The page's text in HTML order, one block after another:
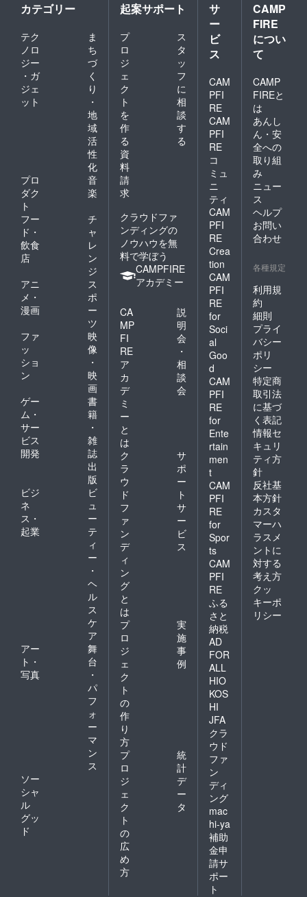
カテゴリー
テク
ノロ
ジー
・ガ
ジェ
ット
ま
ち
づ
く
り
・
地
域
活
性
化
プロ
ダク
ト
音
楽
フー
ド・
飲食
店
チ
ャ
レ
ン
ジ
アニ
メ・
漫画
ス
ポ
ー
ツ
ファ
ッ
ショ
ン
映
像
・
映
画
ゲー
ム・
サー
ビス
開発
書
籍
・
雑
誌
出
版
ビジ
ネ
ス・
起業
ビ
ュ
ー
テ
ィ
ー
・
ヘ
ル
ス
ケ
ア
アー
ト・
写真
舞
台
・
パ
フ
ォ
ー
マ
ン
ス
ソー
シャ
ル
グッ
ド
起案サポート
プ
ロ
ジ
ェ
ク
ト
を
作
る
ス
タ
ッ
フ
に
相
談
す
る
資
料
請
求
クラウドファ
ンディングの
ノウハウを無
料で学ぼう
CAMPFIRE
アカデミー
CA
MP
FI
RE
ア
カ
デ
ミ
ー
と
は
説
明
会
・
相
談
会
ク
ラ
ウ
ド
フ
ァ
ン
デ
ィ
ン
グ
と
は
サ
ポ
ー
ト
サ
ー
ビ
ス
プ
ロ
ジ
ェ
ク
ト
の
作
り
方
実
施
事
例
プ
ロ
ジ
ェ
ク
ト
の
広
め
方
統
計
デ
ー
タ
サ
ー
ビ
ス
CAM
PFI
RE
CAM
PFI
RE
コ
ミュ
ニ
ティ
CAM
PFI
RE
Crea
tion
CAM
PFI
RE
for
Soci
al
Goo
d
CAM
PFI
RE
for
Ente
rtain
men
t
CAM
PFI
RE
for
Spor
ts
CAM
PFI
RE
ふる
さと
納税
AD
FOR
ALL
HIO
KOS
HI
JFA
クラ
ウド
ファ
ン
ディ
ング
mac
hi-ya
補助
金申
請サ
ポー
ト
CAMP
FIRE
につい
て
CAMP
FIREと
は
あんし
ん・安
全への
取り組
み
ニュー
ス
ヘルプ
お問い
合わせ
各種規定
利用規
約
細則
プライ
バシー
ポリ
シー
特定商
取引法
に基づ
く表記
情報セ
キュリ
ティ方
針
反社基
本方針
カスタ
マーハ
ラスメ
ントに
対する
考え方
クッ
キーポ
リシー